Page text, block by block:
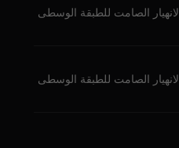
الصامت للطبقة الوسطى
الصامت للطبقة الوسطى